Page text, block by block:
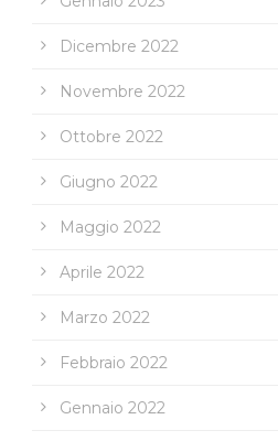
Dicembre 2022
Novembre 2022
Ottobre 2022
Giugno 2022
Maggio 2022
Aprile 2022
Marzo 2022
Febbraio 2022
Gennaio 2022